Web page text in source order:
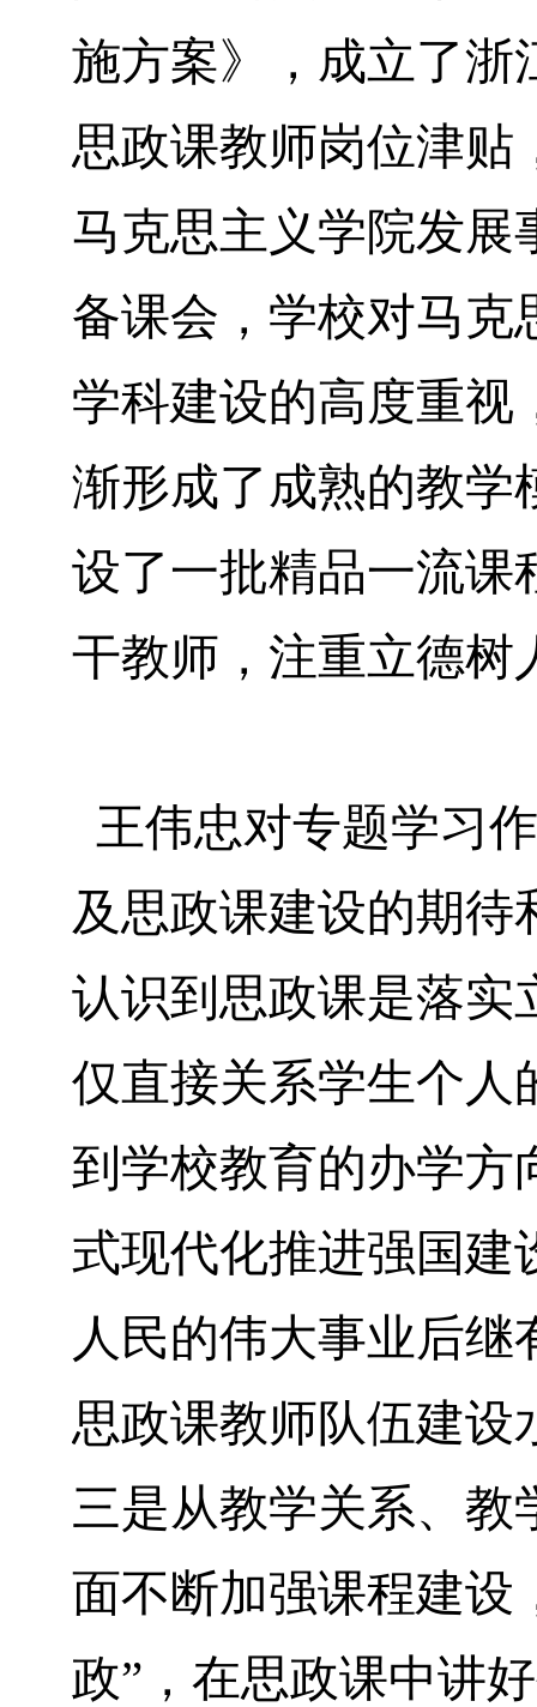
施方案》，成立了浙
思政课教师岗位津贴
马克思主义学院发展
备课会，学校对马克
学科建设的高度重视
渐形成了成熟的教
设了一批精品一流课
干教师，注重立德树
王伟忠对专题学习
及思政课建设的期待
认识到思政课是落实
仅直接关系学生个人
到学校教育的办学方
式现代化推进强国建
人民的伟大事业后
思政课教师队伍建设
三是从教学关系、教
面不断加强课程建设
政”，在思政课中讲